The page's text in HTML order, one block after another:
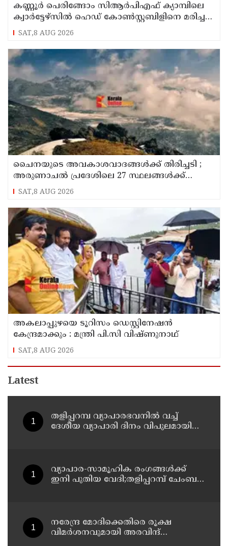
കണ്ണൂര്‍ പെരിങ്ങോം സിആര്‍പിഎഫ് ക്യാമ്പിലെ
ക്വാര്‍ട്ടേഴ്സില്‍ ഹെഡ് കോണ്‍സ്റ്റബിളിനെ മരിച്ച
നിലയില്‍ കണ്ടെത്തി
SAT,8 AUG 2026
ചൈനയുടെ അവകാശവാദങ്ങൾക്ക് തിരിച്ചടി ;
അരുണാചൽ പ്രദേശിലെ 27 സ്ഥലങ്ങൾക്ക്
ഔദ്യോഗിക പേരുകൾ നൽകി ഇന്ത്യ
SAT,8 AUG 2026
അകലാപ്പുഴയെ ടൂറിസം ഡെസ്റ്റിനേഷന്‍
കേന്ദ്രമാക്കും : മന്ത്രി പി.സി വിഷ്ണുനാഥ്
SAT,8 AUG 2026
Latest
തളിപ്പറമ്പ വ്യാപാരഭവനിൽ വച്ച്
ദേശീയ വ്യാപാരി ദിനം വിപുലമായി
വ്യാപാര-സാമൂഹിക രംഗങ്ങൾക്ക്
ഇനി പുതിയ വേദി;തളിപ്പറമ്പ് ചേംബർ
നരേന്ദ്ര മോദിക്കെതിരെ രൂക്ഷ
വിമർശനവുമായി അരവിന്ദ്